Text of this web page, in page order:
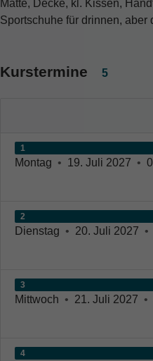
Matte, Decke, kl. Kissen,
Sportschuhe für drinnen, aber
Kurstermine 5
1
Montag • 19. Juli 2027 •
2
Dienstag • 20. Juli 2027 •
3
Mittwoch • 21. Juli 2027 •
4